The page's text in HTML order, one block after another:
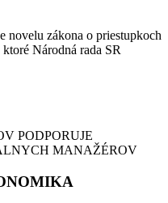
novelu zákona o priestupkoch
Národná rada SR
PODPORUJE
MANAŽÉROV